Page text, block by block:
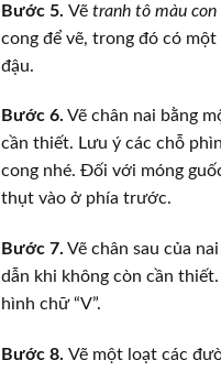
Bước 5. Vẽ tranh tô màu con
cong để vẽ, trong đó có
đậu.
Bước 6. Vẽ chân nai bằng
cần thiết. Lưu ý các chỗ
cong nhé. Đối với móng
thụt vào ở phía trước.
Bước 7. Vẽ chân sau của
dẫn khi không còn cần
hình chữ “V”.
Bước 8. Vẽ một loạt các